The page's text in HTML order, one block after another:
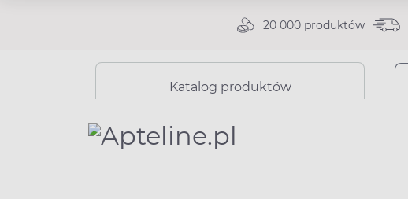
20 000 produktów
Katalog produktów